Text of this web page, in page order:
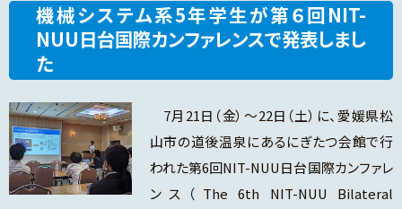
機械システム系5年学生が第６回NIT-
NUU日台国際カンファレンスで発表しまし
た
7月21日（金）～22日（土）に、愛媛県松
山市の道後温泉にあるにぎたつ会館で行
われた第6回NIT-NUU日台国際カンファレ
ンス（The 6th NIT-NUU Bilateral